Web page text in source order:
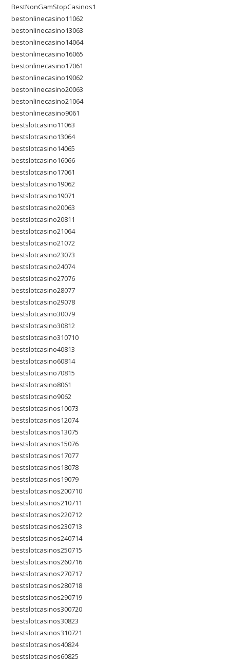
BestNonGamStopCasinos1
bestonlinecasino11062
bestonlinecasino13063
bestonlinecasino14064
bestonlinecasino16065
bestonlinecasino17061
bestonlinecasino19062
bestonlinecasino20063
bestonlinecasino21064
bestonlinecasino9061
bestslotcasino11063
bestslotcasino13064
bestslotcasino14065
bestslotcasino16066
bestslotcasino17061
bestslotcasino19062
bestslotcasino19071
bestslotcasino20063
bestslotcasino20811
bestslotcasino21064
bestslotcasino21072
bestslotcasino23073
bestslotcasino24074
bestslotcasino27076
bestslotcasino28077
bestslotcasino29078
bestslotcasino30079
bestslotcasino30812
bestslotcasino310710
bestslotcasino40813
bestslotcasino60814
bestslotcasino70815
bestslotcasino8061
bestslotcasino9062
bestslotcasinos10073
bestslotcasinos12074
bestslotcasinos13075
bestslotcasinos15076
bestslotcasinos17077
bestslotcasinos18078
bestslotcasinos19079
bestslotcasinos200710
bestslotcasinos210711
bestslotcasinos220712
bestslotcasinos230713
bestslotcasinos240714
bestslotcasinos250715
bestslotcasinos260716
bestslotcasinos270717
bestslotcasinos280718
bestslotcasinos290719
bestslotcasinos300720
bestslotcasinos30823
bestslotcasinos310721
bestslotcasinos40824
bestslotcasinos60825